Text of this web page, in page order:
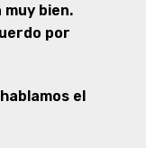
bien.
por
el